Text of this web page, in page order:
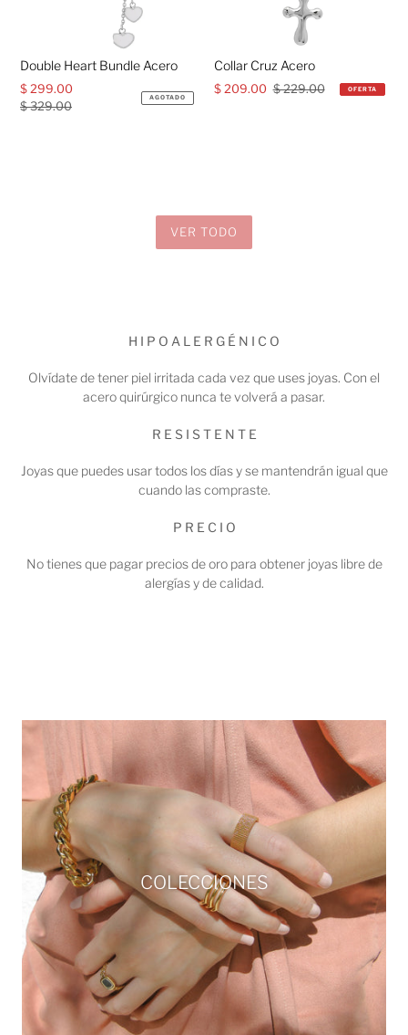
Double Heart Bundle Acero
Precio
de
$ 299.00
$ 329.00
AGOTADO
Collar Cruz Acero
Precio
$ 209.00 Precio
$ 229.00 OFERTA
VER TODO
H I P O A L E R G É N I C O
Olvídate de tener piel irritada cada vez que uses joyas. Con el
acero quirúrgico nunca te volverá a pasar.
R E S I S T E N T E
Joyas que puedes usar todos los días y se mantendrán igual que
cuando las compraste.
P R E C I O
No tienes que pagar precios de oro para obtener joyas libre de
alergías y de calidad.
COLECCIONES